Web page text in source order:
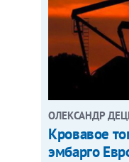
ОЛЕКСАНДР
Кровавое
эмбарго